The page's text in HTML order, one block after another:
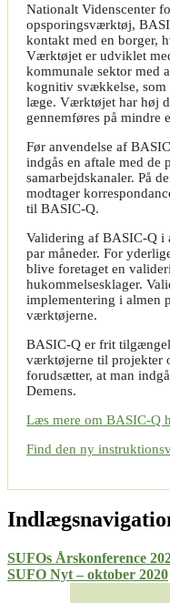
Nationalt Videnscenter
opsporingsværktøj,
kontakt med en borger,
Værktøjet er udviklet
kommunale sektor med
kognitiv svækkelse, som
læge. Værktøjet har høj
gennemføres på mindre
Før anvendelse af
indgås en aftale med de
samarbejdskanaler. På
modtager
til BASIC-Q.
Validering af BASIC-Q i
par måneder. For
blive foretaget en
hukommelsesklager.
implementering i almen
værktøjerne.
BASIC-Q er frit
værktøjerne til projekter
forudsætter, at man
Demens.
Læs mere om BASIC-Q
Find den ny
SUFOs Årskonference
SUFO Nyt – oktober 2020